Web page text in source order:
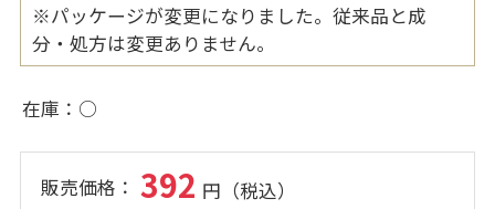
※パッケージが変更になりました。従来品と成
分・処方は変更ありません。
在庫 ○
392